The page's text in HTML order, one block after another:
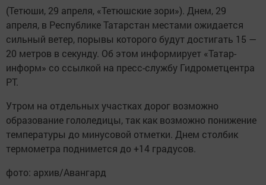
(Тетюши, 29 апреля, «Тетюшские зори»). Днем, 29
апреля, в Республике Татарстан местами ожидается
сильный ветер, порывы которого будут достигать 15 —
20 метров в секунду. Об этом информирует «Татар-
информ» со ссылкой на пресс-службу Гидрометцентра
РТ.
Утром на отдельных участках дорог возможно
образование гололедицы, так как возможно понижение
температуры до минусовой отметки. Днем столбик
термометра поднимется до +14 градусов.
фото: архив/Авангард